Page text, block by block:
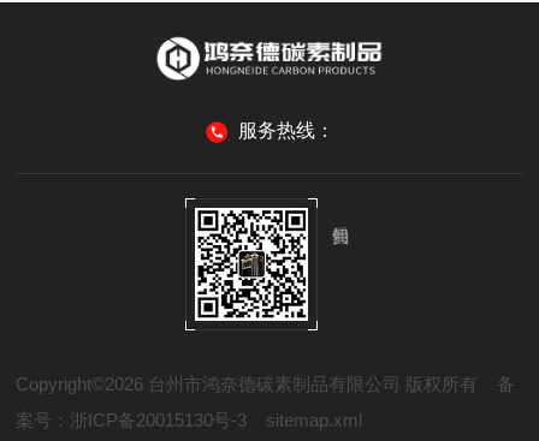
一，它利用高压液体传递压力，使石墨颗粒在模具
中均匀受压，从而得到密度高、结构均匀的石墨
关键）温度：15–25℃，稳定无剧烈波动；避免...
服务热线：
Copyright©2026 台州市鸿奈德碳素制品有限公司 版权所有 备
案号：浙ICP备20015130号-3
sitemap.xml